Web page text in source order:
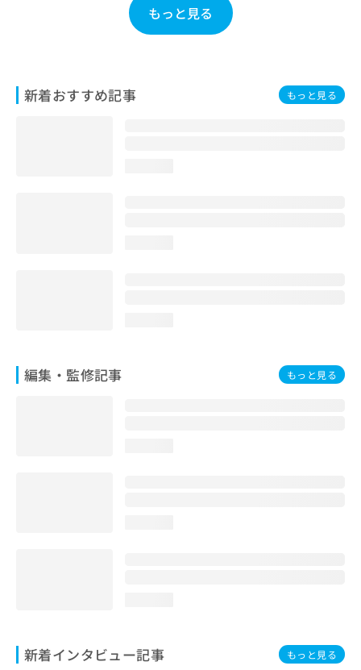
もっと見る
新着おすすめ記事 もっと見る
編集・監修記事 もっと見る
新着インタビュー記事 もっと見る
せ
は